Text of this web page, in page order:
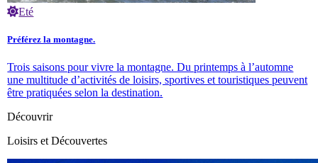
Eté
Préférez la montagne.
Trois saisons pour vivre la montagne. Du printemps à l’automne
une multitude d’activités de loisirs, sportives et touristiques peuvent
être pratiquées selon la destination.
Découvrir
Loisirs et Découvertes